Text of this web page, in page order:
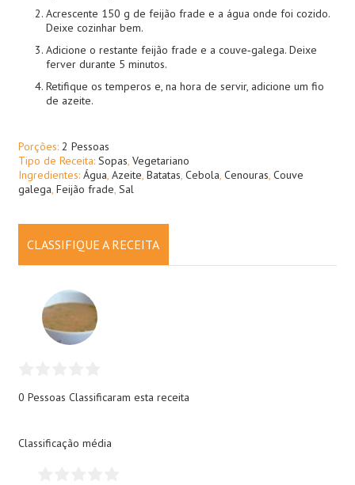
Acrescente 150 g de feijão frade e a água onde foi cozido.
Deixe cozinhar bem.
Adicione o restante feijão frade e a couve‐galega. Deixe
ferver durante 5 minutos.
Retifique os temperos e, na hora de servir, adicione um fio
de azeite.
Porções: 2 Pessoas
Tipo de Receita: Sopas, Vegetariano
Ingredientes: Água, Azeite, Batatas, Cebola, Cenouras, Couve
galega, Feijão frade, Sal
CLASSIFIQUE A RECEITA
0 Pessoas Classificaram esta receita
Classificação média